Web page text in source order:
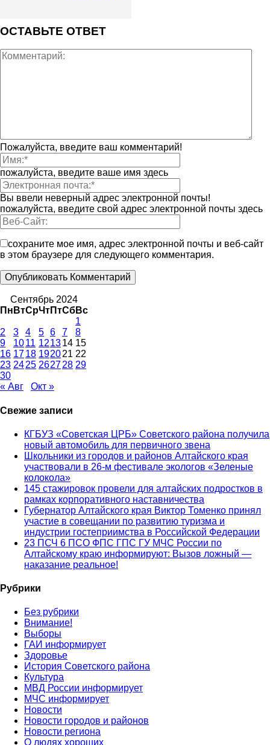
ОСТАВЬТЕ ОТВЕТ
Пожалуйста, введите ваш комментарий!
пожалуйста, введите ваше имя здесь
Вы ввели неверный адрес электронной почты!
пожалуйста, введите свой адрес электронной почты здесь
сохраните мое имя, адрес электронной почты и веб-сайт
в этом браузере для следующего комментария.
Сентябрь 2024
Пн ВтСрЧтПтСбВс
1
2
3 4 5 6 7
8
9
1011 121314 15
16 1718 192021 22
23 2425 262728 29
30
« Авг
Окт »
Свежие записи
КГБУЗ «Советская ЦРБ» Советского района получила
новый автомобиль для первичного звена
Школьники из городов и районов Алтайского края
участвовали в 26-м фестивале экологов «Зеленые
колокола»
145 стажировок провели для алтайских подростков в
рамках корпоративного наставничества
Губернатор Алтайского края Виктор Томенко принял
участие в совещании по развитию туризма и
индустрии гостеприимства в Российской Федерации
23 ПСЧ 6 ПСО ФПС ГПС ГУ МЧС России по
Алтайскому краю информируют: Вызов ложный —
наказание реальное!
Рубрики
Без рубрики
Внимание!
Выборы
ГАИ информирует
Здоровье
История Советского района
Культура
МВД России информирует
МЧС информирует
Новости
Новости городов и районов
Новости региона
О людях хороших